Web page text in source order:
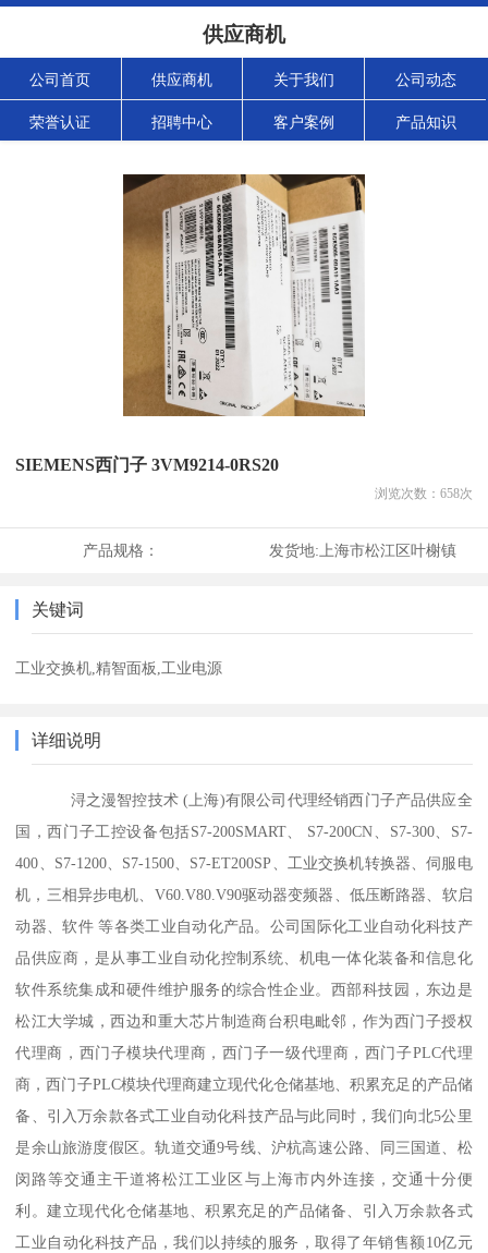
供应商机
公司首页 供应商机 关于我们 公司动态
荣誉认证 招聘中心 客户案例 产品知识
SIEMENS西门子 3VM9214-0RS20
浏览次数： 658次
产品规格： 发货地: 上海市松江区叶榭镇
关键词
工业交换机,精智面板,工业电源
详细说明
浔之漫智控技术 (上海)有限公司代理经销西门子产品供应全
国，西门子工控设备包括S7-200SMART、 S7-200CN、S7-300、S7-
400、S7-1200、S7-1500、S7-ET200SP、工业交换机转换器、伺服电
机，三相异步电机、V60.V80.V90驱动器变频器、低压断路器、软启
动器、软件 等各类工业自动化产品。公司国际化工业自动化科技产
品供应商，是从事工业自动化控制系统、机电一体化装备和信息化
软件系统集成和硬件维护服务的综合性企业。西部科技园，东边是
松江大学城，西边和重大芯片制造商台积电毗邻，作为西门子授权
代理商，西门子模块代理商，西门子一级代理商，西门子PLC代理
商，西门子PLC模块代理商建立现代化仓储基地、积累充足的产品储
备、引入万余款各式工业自动化科技产品与此同时，我们向北5公里
是余山旅游度假区。轨道交通9号线、沪杭高速公路、同三国道、松
闵路等交通主干道将松江工业区与上海市内外连接，交通十分便
利。建立现代化仓储基地、积累充足的产品储备、引入万余款各式
工业自动化科技产品，我们以持续的服务，取得了年销售额10亿元